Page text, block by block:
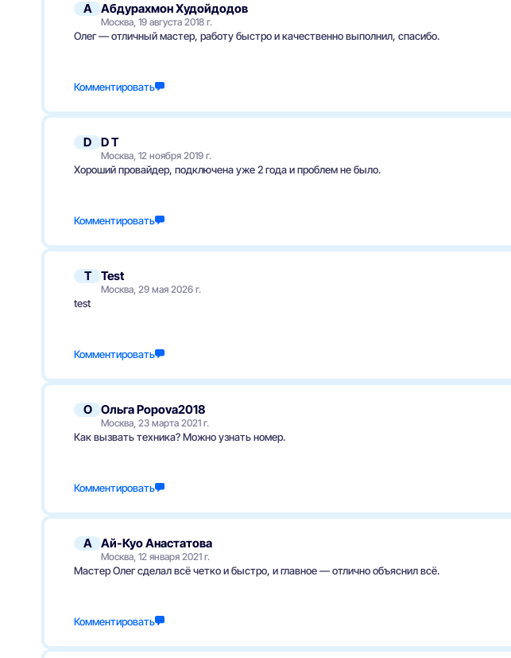
А Абдурахмон Худойдодов
Москва, 19 августа 2018 г.
Олег — отличный мастер, работу быстро и качественно выполнил, спасибо.
Комментировать
D D T
Москва, 12 ноября 2019 г.
Хороший провайдер, подключена уже 2 года и проблем не было.
Комментировать
T Test
Москва, 29 мая 2026 г.
test
Комментировать
О Ольга Popova2018
Москва, 23 марта 2021 г.
Как вызвать техника? Можно узнать номер.
Комментировать
А Ай-Куо Анастатова
Москва, 12 января 2021 г.
Мастер Олег сделал всё четко и быстро, и главное — отлично объяснил всё.
Комментировать